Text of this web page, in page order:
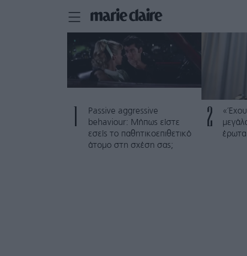
Passive aggressive
behaviour: Μήπως είστε
εσείς το παθητικοεπιθετικό
άτομο στη σχέση σας;
2
έρωτα